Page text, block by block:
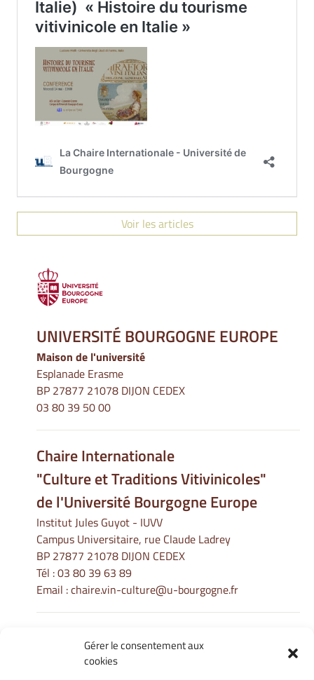
Gérer le consentement aux
cookies
Voir les articles
UNIVERSITÉ BOURGOGNE EUROPE
Maison de l'université
Esplanade Erasme
BP 27877 21078 DIJON CEDEX
03 80 39 50 00
Chaire Internationale
"Culture et Traditions Vitivinicoles"
de l'Université Bourgogne Europe
Institut Jules Guyot - IUVV
Campus Universitaire, rue Claude Ladrey
BP 27877 21078 DIJON CEDEX
Tél :03 80 39 63 89
Email :chaire.vin-culture@u-bourgogne.fr
Informations Légales